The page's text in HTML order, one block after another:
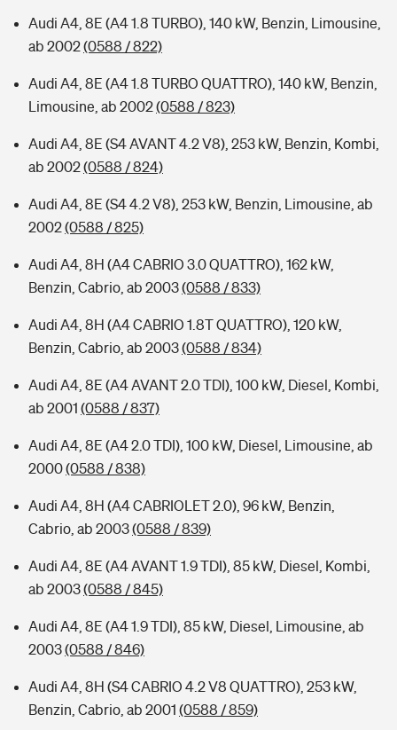
Audi A4, 8E (A4 1.8 TURBO), 140 kW, Benzin, Limousine,
ab 2002(0588 / 822)
Audi A4, 8E (A4 1.8 TURBO QUATTRO), 140 kW, Benzin,
Limousine, ab 2002(0588 / 823)
Audi A4, 8E (S4 AVANT 4.2 V8), 253 kW, Benzin, Kombi,
ab 2002(0588 / 824)
Audi A4, 8E (S4 4.2 V8), 253 kW, Benzin, Limousine, ab
2002(0588 / 825)
Audi A4, 8H (A4 CABRIO 3.0 QUATTRO), 162 kW,
Benzin, Cabrio, ab 2003(0588 / 833)
Audi A4, 8H (A4 CABRIO 1.8T QUATTRO), 120 kW,
Benzin, Cabrio, ab 2003(0588 / 834)
Audi A4, 8E (A4 AVANT 2.0 TDI), 100 kW, Diesel, Kombi,
ab 2001 (0588 / 837)
Audi A4, 8E (A4 2.0 TDI), 100 kW, Diesel, Limousine, ab
2000(0588 / 838)
Audi A4, 8H (A4 CABRIOLET 2.0), 96 kW, Benzin,
Cabrio, ab 2003(0588 / 839)
Audi A4, 8E (A4 AVANT 1.9 TDI), 85 kW, Diesel, Kombi,
ab 2003(0588 / 845)
Audi A4, 8E (A4 1.9 TDI), 85 kW, Diesel, Limousine, ab
2003(0588 / 846)
Audi A4, 8H (S4 CABRIO 4.2 V8 QUATTRO), 253 kW,
Benzin, Cabrio, ab 2001 (0588 / 859)